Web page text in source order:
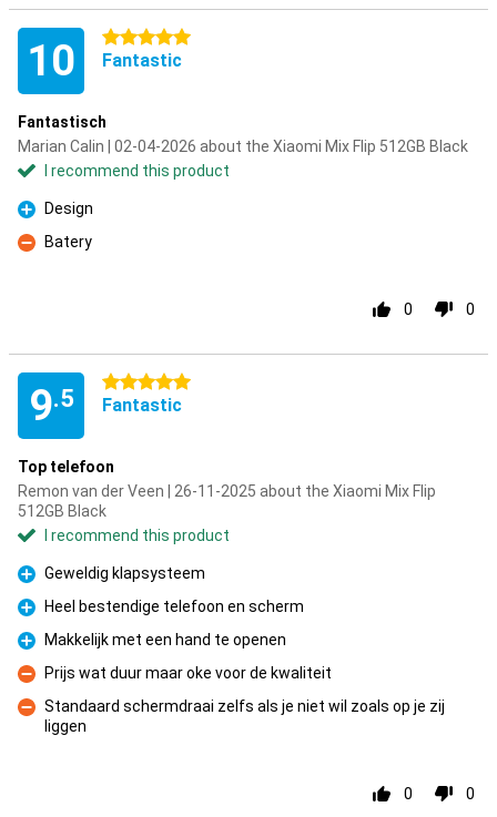
10 5 stars
Fantastic
Fantastisch
Marian Calin | 02-04-2026 about the Xiaomi Mix Flip 512GB Black
I recommend this product
Pro
Design
Con
Batery
0 0
9.5
5 stars
Fantastic
Top telefoon
Remon van der Veen | 26-11-2025 about the Xiaomi Mix Flip
512GB Black
I recommend this product
Pro
Geweldig klapsysteem
Pro
Heel bestendige telefoon en scherm
Pro
Makkelijk met een hand te openen
Con
Prijs wat duur maar oke voor de kwaliteit
Con
Standaard schermdraai zelfs als je niet wil zoals op je zij
liggen
0 0